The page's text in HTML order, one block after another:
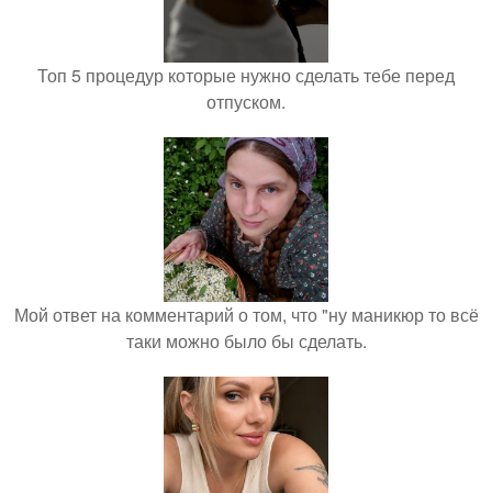
Топ 5 процедур которые нужно сделать тебе перед
отпуском.
Мой ответ на комментарий о том, что "ну маникюр то всё
таки можно было бы сделать.